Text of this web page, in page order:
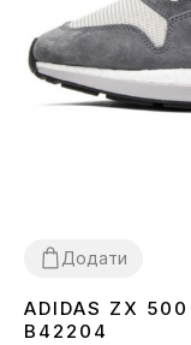
Додати
38
ADIDAS ZX 500
B42204